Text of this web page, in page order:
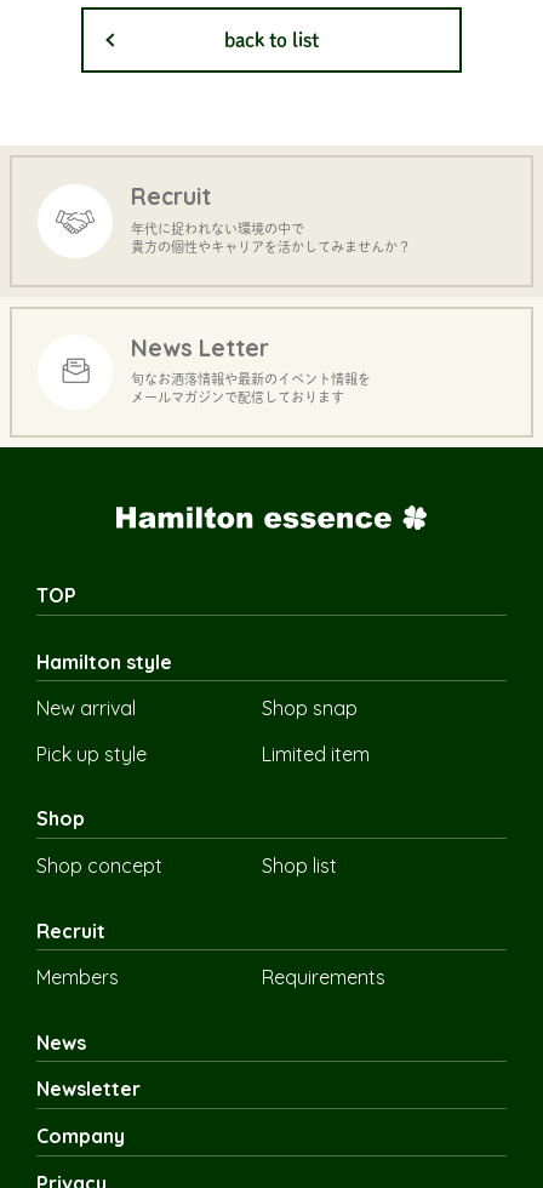
back to list
Recruit
年代に捉われない環境の中で
貴方の個性やキャリアを活かしてみませんか？
News Letter
旬なお洒落情報や最新のイベント情報を
メールマガジンで配信しております
TOP
Hamilton style
New arrival
Shop snap
Pick up style
Limited item
Shop
Shop concept
Shop list
Recruit
Members
Requirements
News
Newsletter
Company
Privacy